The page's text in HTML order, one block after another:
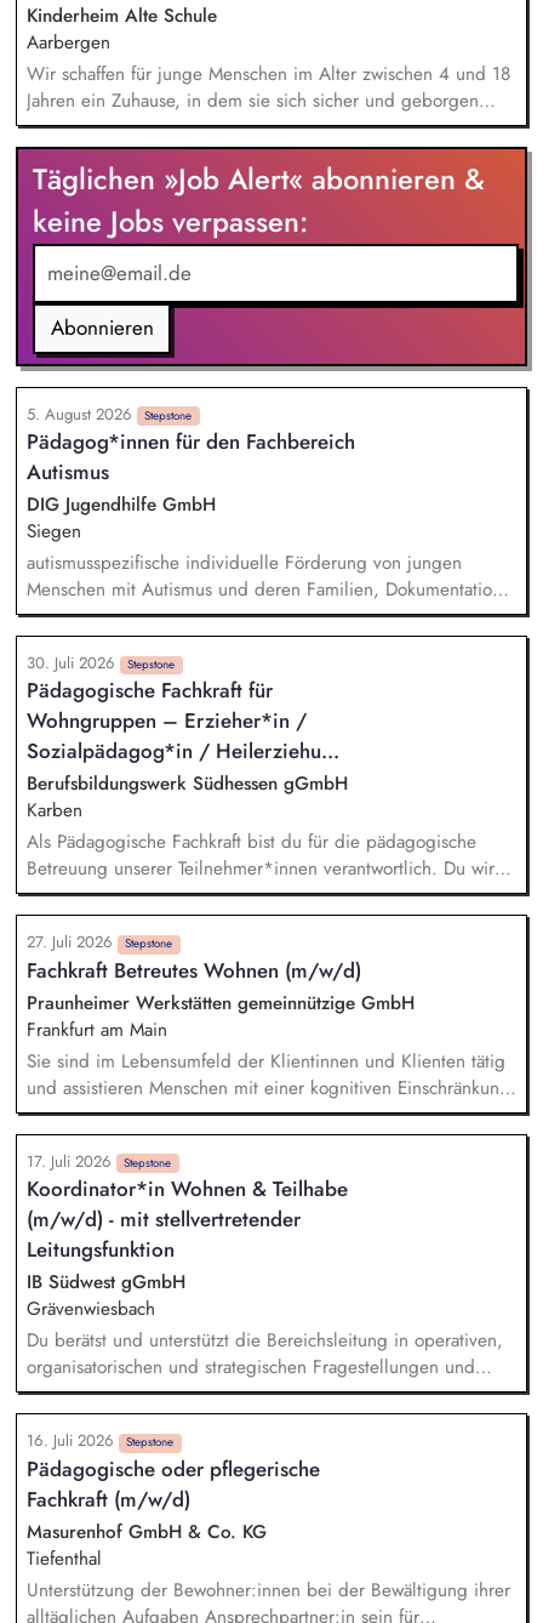
Kinderheim Alte Schule
Aarbergen
Wir schaffen für junge Menschen im Alter zwischen 4 und 18
Jahren ein Zuhause, in dem sie sich sicher und geborgen
fühlen. Sie helfen den jungen Menschen dabei den Alltag zu
meistern. Ihre Aufgaben reichen von der
Hausaufgabenbetreuung, über gemeinsame
Mahlzeitenzubereitung und Nachtbereitschaft bis hin zu
intensivpädagogischen Aktivitäten. Da wir im
Bezugsbetreuungssystem arbeiten, fallen ebenso
Elterngespräche mit Lehrern und ggf. Therapeuten in Ihr
Aufgabengebiet.
Täglichen »Job Alert« abonnieren &
keine Jobs verpassen:
Abonnieren
5. August 2026 Stepstone
Pädagog*innen für den Fachbereich
Autismus
DIG Jugendhilfe GmbH
Siegen
autismusspezifische individuelle Förderung von jungen
Menschen mit Autismus und deren Familien, Dokumentation
und Förderplanung, Kontakte zu Behörden und Ämtern,
Netzwerkarbeit
30. Juli 2026 Stepstone
Pädagogische Fachkraft für
Wohngruppen – Erzieher*in /
Sozialpädagog*in / Heilerziehu...
Berufsbildungswerk Südhessen gGmbH
Karben
Als Pädagogische Fachkraft bist du für die pädagogische
Betreuung unserer Teilnehmer*innen verantwortlich. Du wirkst
mit an einer individuellen Förderplanung in Kooperation mit
Ausbilder*innen, Sozialpädagog*innen, Psycholog*innen,
Lehrer*innen sowie den Teilnehmer*innen. Auch die
Durchführung individueller Fördermaßnahmen im
lebenspraktischen Bereich und der allgemeinen
Persönlichkeitsentwicklung gehört zu deinen Aufgaben.
Darüber hinaus berätst und unterstützt du die
Teilnehmer*innen in Krisensituationen. Du führst neben
Gruppenaktivitäten auch Freizeitangebote durch.
27. Juli 2026 Stepstone
Fachkraft Betreutes Wohnen (m/w/d)
Praunheimer Werkstätten gemeinnützige GmbH
Frankfurt am Main
Sie sind im Lebensumfeld der Klientinnen und Klienten tätig
und assistieren Menschen mit einer kognitiven Einschränkung,
die in ihren eigenen Wohnungen, als Paar oder in
Wohngemeinschaften leben. Sie befähigen die Menschen
ihre Teilhabeziele zu erreichen, Krisen zu bewältigen und so
selbständig wie möglich zu werden. Sie arbeiten
entwicklungsfreundlich und ressourcenorientiert. Sie gestalten
aktiv die Kommunikation mit rechtlichen Betreuungen,
Angehörigen, dem sozialen Umfeld und sämtlichen
Fallbeteiligten.
17. Juli 2026 Stepstone
Koordinator*in Wohnen & Teilhabe
(m/w/d) - mit stellvertretender
Leitungsfunktion
IB Südwest gGmbH
Grävenwiesbach
Du berätst und unterstützt die Bereichsleitung in operativen,
organisatorischen und strategischen Fragestellungen und
vertrittst die Einrichtungs- und Hausleitungen im
Abwesenheitsfall. Du führst ein kleines Team fachlich und
organisatorisch und wirkst an einer wirtschaftlichen
Betriebsführung mit, u. a. im Personal- und
Leistungscontrolling. Du kooperierst mit Kostenträgern,
Behörden und Netzwerkpartner*innen im Sozialraum und
stellst die Einhaltung gesetzlicher und fachlicher Vorgaben
(u. a. BTHG, RV 3, HBPG) sicher. Du wirkst am
Qualitätsmanagement mit, entwickelst neue Angebote für
16. Juli 2026 Stepstone
Pädagogische oder pflegerische
Fachkraft (m/w/d)
Masurenhof GmbH & Co. KG
Tiefenthal
Unterstützung der Bewohner:innen bei der Bewältigung ihrer
alltäglichen Aufgaben Ansprechpartner:in sein für